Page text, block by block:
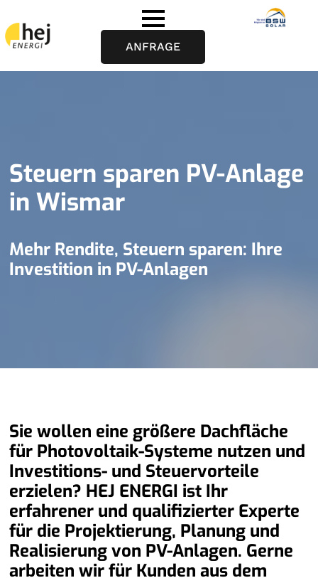
ANFRAGE
Steuern sparen PV-Anlage
in Wismar
Mehr Rendite, Steuern sparen: Ihre
Investition in PV-Anlagen
Sie wollen eine größere Dachfläche
für Photovoltaik-Systeme nutzen und
Investitions- und Steuervorteile
erzielen? HEJ ENERGI ist Ihr
erfahrener und qualifizierter Experte
für die Projektierung, Planung und
Realisierung von PV-Anlagen. Gerne
arbeiten wir für Kunden aus dem